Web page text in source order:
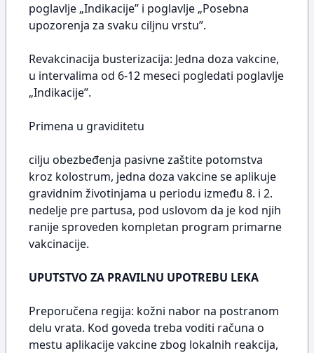
poglavlje „Indikacije” i poglavlje „Posebna
upozorenja za svaku ciljnu vrstu”.
Revakcinacija busterizacija: Jedna doza vakcine,
u intervalima od 6-12 meseci pogledati poglavlje
„Indikacije”.
Primena u graviditetu
cilju obezbeđenja pasivne zaštite potomstva
kroz kolostrum, jedna doza vakcine se aplikuje
gravidnim životinjama u periodu između 8. i 2.
nedelje pre partusa, pod uslovom da je kod njih
ranije sproveden kompletan program primarne
vakcinacije.
UPUTSTVO ZA PRAVILNU UPOTREBU LEKA
Preporučena regija: kožni nabor na postranom
delu vrata. Kod goveda treba voditi računa o
mestu aplikacije vakcine zbog lokalnih reakcija,